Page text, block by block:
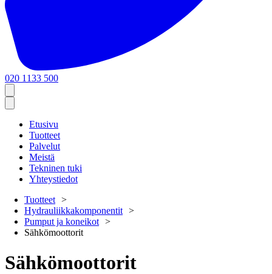
020 1133 500
Etusivu
Tuotteet
Palvelut
Meistä
Tekninen tuki
Yhteystiedot
Tuotteet
Hydrauliikkakomponentit
Pumput ja koneikot
Sähkömoottorit
Sähkömoottorit